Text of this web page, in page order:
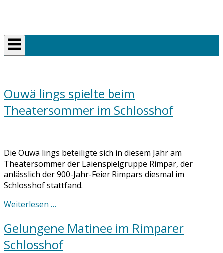
Ouwä lings spielte beim
Theatersommer im Schlosshof
Die Ouwä lings beteiligte sich in diesem Jahr am
Theatersommer der Laienspielgruppe Rimpar, der
anlässlich der 900-Jahr-Feier Rimpars diesmal im
Schlosshof stattfand.
Weiterlesen …
Gelungene Matinee im Rimparer
Schlosshof